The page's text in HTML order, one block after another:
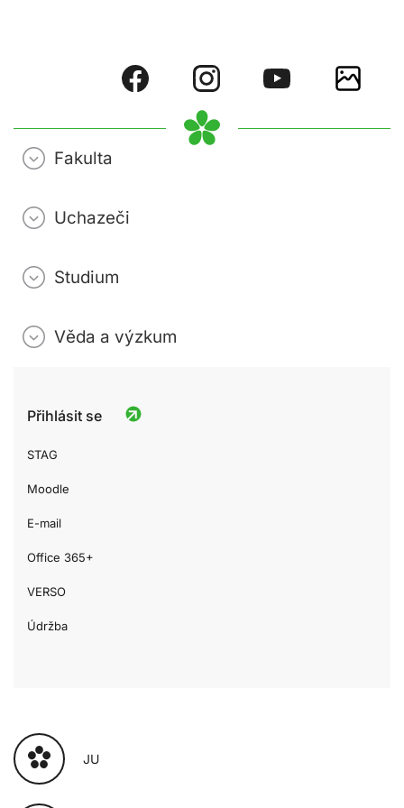
Fakulta
Uchazeči
Studium
Věda a výzkum
Přihlásit se
STAG
Moodle
E-mail
Office 365+
VERSO
Údržba
JU